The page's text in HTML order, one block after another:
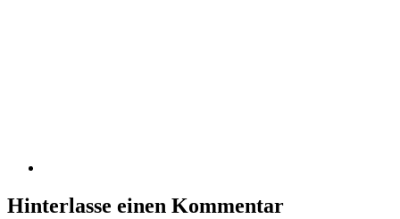
Hinterlasse einen Kommentar